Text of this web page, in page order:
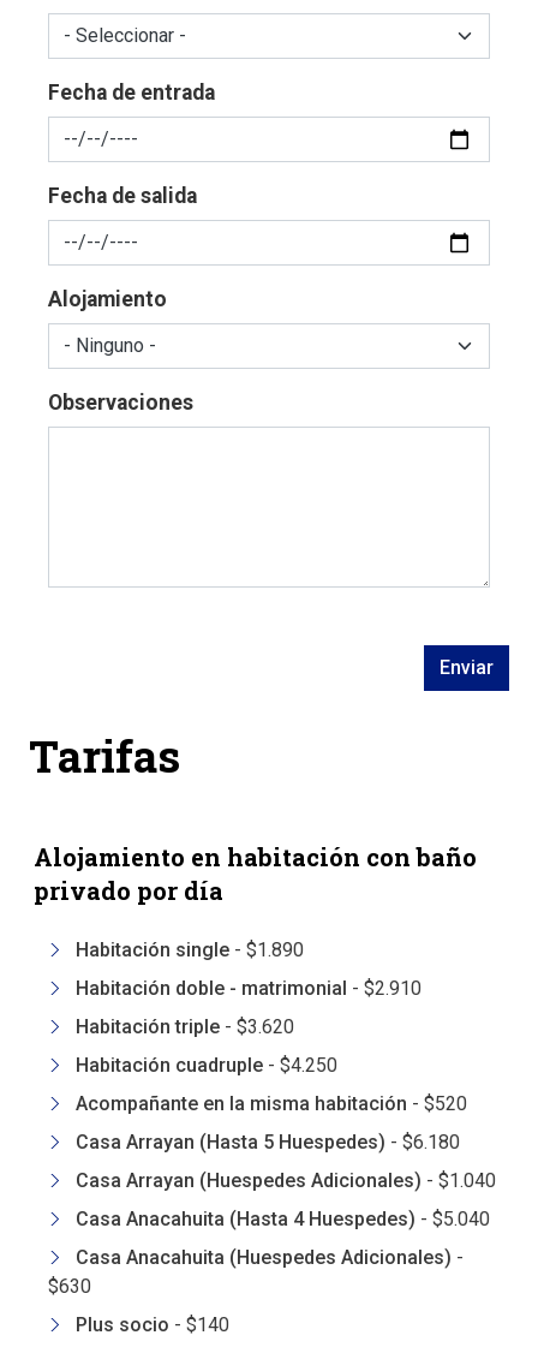
Fecha de entrada
Fecha de salida
Alojamiento
Observaciones
Enviar
Tarifas
Alojamiento en habitación con baño
privado por día
Habitación single - $1.890
Habitación doble - matrimonial - $2.910
Habitación triple - $3.620
Habitación cuadruple - $4.250
Acompañante en la misma habitación - $520
Casa Arrayan (Hasta 5 Huespedes) - $6.180
Casa Arrayan (Huespedes Adicionales) - $1.040
Casa Anacahuita (Hasta 4 Huespedes) - $5.040
Casa Anacahuita (Huespedes Adicionales) -
$630
Plus socio - $140